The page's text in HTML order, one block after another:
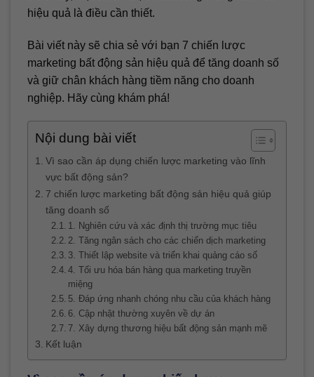
hiệu quả là điều cần thiết.
Bài viết này sẽ chia sẻ với bạn 7 chiến lược
marketing bất động sản hiệu quả để tăng doanh số
và giữ chân khách hàng tiềm năng cho doanh
nghiệp. Hãy cùng khám phá!
Nội dung bài viết
Vì sao cần áp dụng chiến lược marketing vào lĩnh
vực bất động sản?
7 chiến lược marketing bất động sản hiệu quả giúp
tăng doanh số
1. Nghiên cứu và xác định thị trường mục tiêu
2. Tăng ngân sách cho các chiến dịch marketing
3. Thiết lập website và triển khai quảng cáo số
4. Tối ưu hóa bán hàng qua marketing truyền
miệng
5. Đáp ứng nhanh chóng nhu cầu của khách hàng
6. Cập nhật thường xuyên về dự án
7. Xây dựng thương hiệu bất động sản mạnh mẽ
Kết luận